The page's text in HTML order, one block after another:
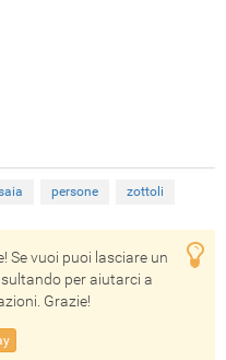
persone zottoli
Se vuoi puoi lasciare un
per aiutarci a
Grazie!